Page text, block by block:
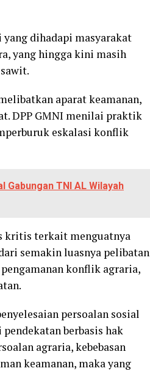
dihadapi masyarakat
yang hingga kini masih
aparat keamanan,
DPP GMNI menilai praktik
eskalasi konflik
TNI AL Wilayah
kritis terkait menguatnya
semakin luasnya pelibatan
konflik agraria,
persoalan sosial
berbasis hak
agraria, kebebasan
keamanan, maka yang